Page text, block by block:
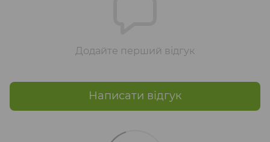
Додайте перший відгук
Написати відгук